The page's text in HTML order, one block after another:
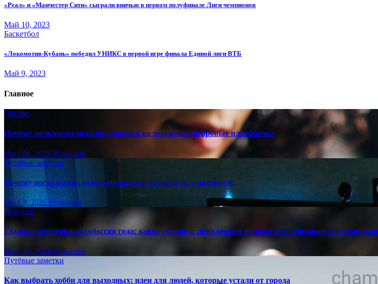
«Реал» и «Манчестер Сити» сыграли вничью в первом полуфинале Лиги чемпионов
Май 10, 2023
Баскетбол
«Локомотив-Кубань» победил УНИКС в первой игре финала Единой лиги ВТБ
Май 9, 2023
Главное
Другое
Почему пользователи возвращаются на знакомые цифровые платформы
Июл 18, 2026 Редакция
Путёвые заметки
Почему ностальгия стала сильным инструментом в интернете
Июл 9, 2026 Редакция
Новости
Главные спортивные события года: какие турниры привлекают наибольшее внимание болельщиков
Июн 30, 2026 Редакция
Путёвые заметки
Как выбрать хобби для выходных: идеи для людей, которые устали от города